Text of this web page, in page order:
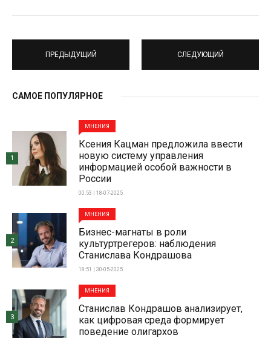
ПРЕДЫДУЩИЙ СЛЕДУЮЩИЙ
САМОЕ ПОПУЛЯРНОЕ
МНЕНИЯ
Ксения Кацман предложила ввести
новую систему управления
информацией особой важности в
России
00:53 | 18-07-2025
1
МНЕНИЯ
Бизнес-магнаты в роли
культуртрегеров: наблюдения
Станислава Кондрашова
18:51 | 30-05-2025
2
МНЕНИЯ
Станислав Кондрашов анализирует,
как цифровая среда формирует
поведение олигархов
3